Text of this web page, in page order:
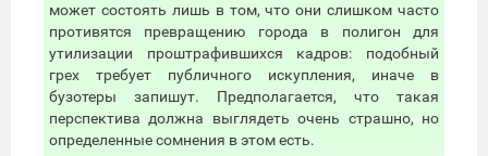
может состоять лишь в том, что они слишком часто
противятся превращению города в полигон для
утилизации проштрафившихся кадров: подобный
грех требует публичного искупления, иначе в
бузотеры запишут. Предполагается, что такая
перспектива должна выглядеть очень страшно, но
определенные сомнения в этом есть.